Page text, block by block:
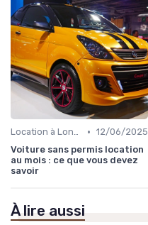
Location à Long Terme • 12/06/2025
Voiture sans permis location
au mois : ce que vous devez
savoir
À lire aussi